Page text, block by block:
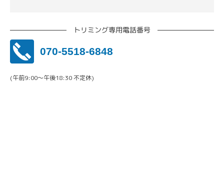
トリミング専用電話番号
070-5518-6848
(午前9:00〜午後18:30 不定休)